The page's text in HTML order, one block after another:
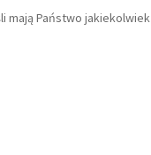
mają Państwo jakiekolwiek